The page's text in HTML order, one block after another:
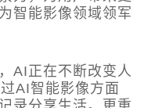
智能影像领域领军
AI正在不断改变人
AI智能影像方面